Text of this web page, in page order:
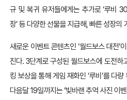
규 및 복귀 유저들에게는 추가로 ‘루비
장’ 등 다양한 선물을 지급해, 빠른 성장의
새로운 이벤트 콘텐츠인 ‘월드보스 대전’
진다. 3단계로 구성된 월드보스에 도전하
킹 보상을 통해 게임 재화인 ‘루비’를 다
다음달 19일까지는 ‘빛바랜 추억 사진 이